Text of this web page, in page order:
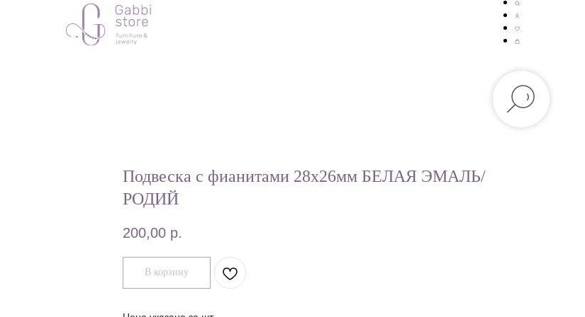
Подвеска с фианитами 28х26мм БЕЛАЯ ЭМАЛЬ/
РОДИЙ
200,00 р.
В корзину